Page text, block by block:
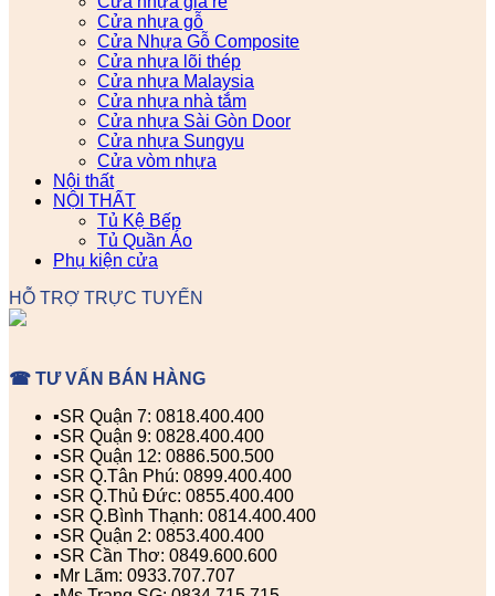
Cửa nhựa gỗ
Cửa Nhựa Gỗ Composite
Cửa nhựa lõi thép
Cửa nhựa Malaysia
Cửa nhựa nhà tắm
Cửa nhựa Sài Gòn Door
Cửa nhựa Sungyu
Cửa vòm nhựa
Nội thất
NỘI THẤT
Tủ Kệ Bếp
Tủ Quần Áo
Phụ kiện cửa
HỖ TRỢ TRỰC TUYẾN
☎ TƯ VẤN BÁN HÀNG
▪️SR Quận 7: 0818.400.400
▪️SR Quận 9: 0828.400.400
▪️SR Quận 12: 0886.500.500
▪️SR Q.Tân Phú: 0899.400.400
▪️SR Q.Thủ Đức: 0855.400.400
▪️SR Q.Bình Thạnh: 0814.400.400
▪️SR Quận 2: 0853.400.400
▪️SR Cần Thơ: 0849.600.600
▪️Mr Lãm: 0933.707.707